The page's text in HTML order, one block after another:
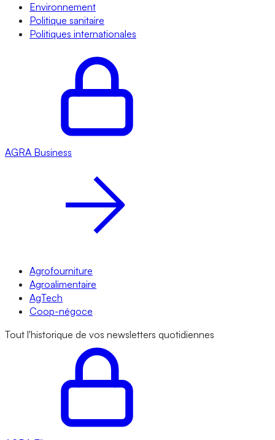
Environnement
Politique sanitaire
Politiques internationales
AGRA Business
Agrofourniture
Agroalimentaire
AgTech
Coop-négoce
Tout l'historique de vos newsletters quotidiennes